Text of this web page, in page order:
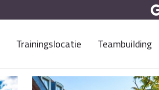
Trainingslocatie Teambuilding